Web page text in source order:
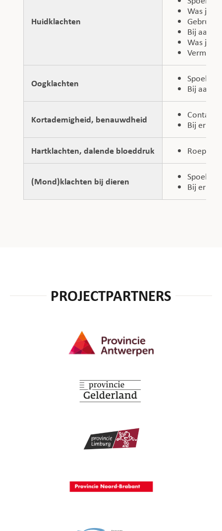
Huidklachten
Was je
Gebruik
Bij
Was je
Vermijd
Oogklachten
Spoel
Bij
Kortademigheid, benauwdheid
Bij
Hartklachten, dalende bloeddruk Roep
(Mond)klachten bij dieren
Spoel
Bij
PROJECTPARTNERS